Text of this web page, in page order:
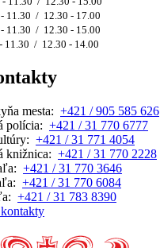
11.30 / 12.30 - 17.00
11.30 / 12.30 - 15.00
11.30 / 12.30 - 14.00
mesta: +421 / 905 585 626
polícia: +421 / 31 770 6777
+421 / 31 771 4054
knižnica: +421 / 31 770 2228
+421 / 31 770 3646
+421 / 31 770 6084
+421 / 31 783 8390